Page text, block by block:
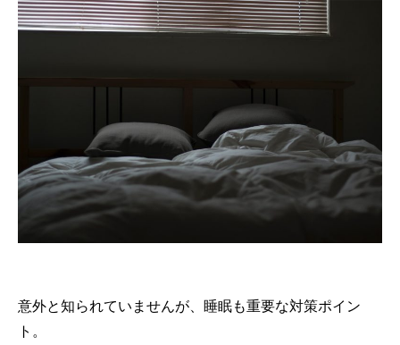
意外と知られていませんが、睡眠も重要な対策ポイン
ト。